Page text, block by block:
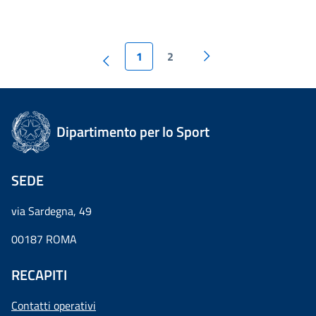
1 2
Dipartimento per lo Sport
SEDE
via Sardegna, 49
00187 ROMA
RECAPITI
Contatti operativi